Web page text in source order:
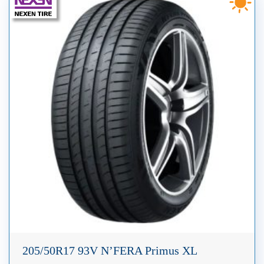
205/50R17 93V N’FERA Primus XL